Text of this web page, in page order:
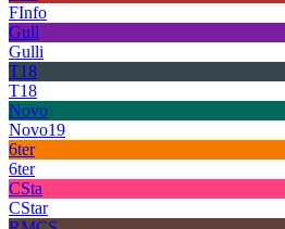
FInfo
Gull
Gulli
T18
T18
Novo
Novo19
6ter
6ter
CSta
CStar